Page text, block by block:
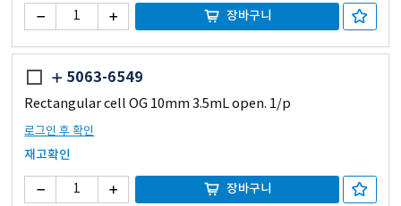
장바구니
5063-6549
Rectangular cell OG 10mm 3.5mL open. 1/p
로그인 후 확인
재고확인
장바구니